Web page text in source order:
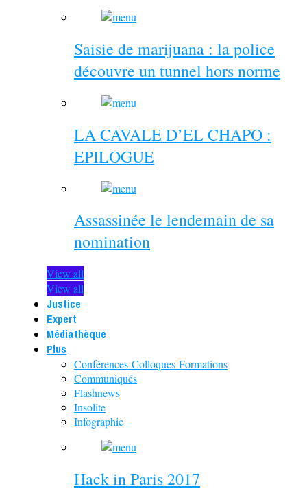
Saisie de marijuana : la police
découvre un tunnel hors norme
LA CAVALE D’EL CHAPO :
EPILOGUE
Assassinée le lendemain de sa
nomination
View all
View all
Justice
Expert
Médiathèque
Plus
Conférences-Colloques-Formations
Communiqués
Flashnews
Insolite
Infographie
Hack in Paris 2017